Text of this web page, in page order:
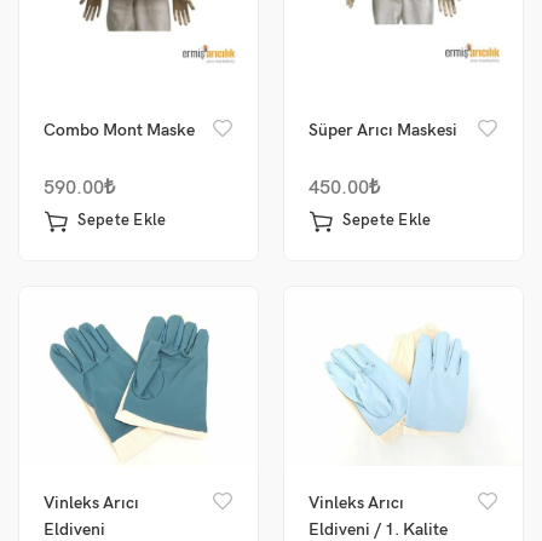
Combo Mont Maske
590.00₺
Sepete Ekle
Süper Arıcı Maskesi
450.00₺
Sepete Ekle
Vinleks Arıcı
Eldiveni
Vinleks Arıcı
Eldiveni / 1. Kalite